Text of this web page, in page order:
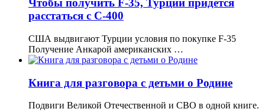
Чтобы получить F-35, Турции придется
расстаться с C-400
США выдвигают Турции условия по покупке F-35
Получение Анкарой американских …
Книга для разговора с детьми о Родине
Подвиги Великой Отечественной и СВО в одной книге.